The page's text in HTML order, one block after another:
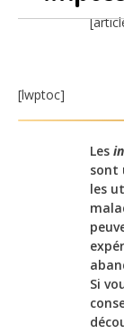
[lwptoc]
Les
sont
les
Si